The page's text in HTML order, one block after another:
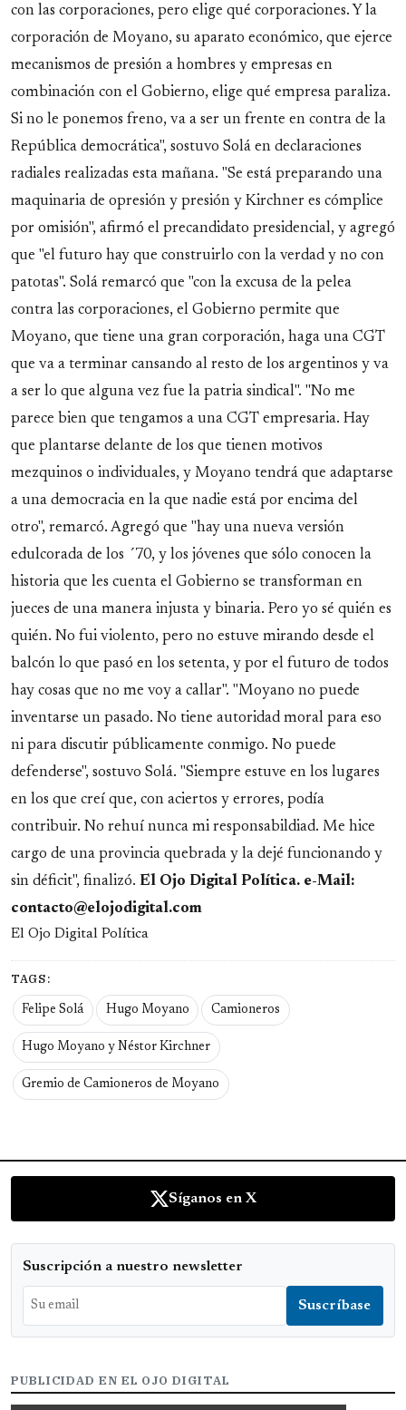
con las corporaciones, pero elige qué corporaciones. Y la
corporación de Moyano, su aparato económico, que ejerce
mecanismos de presión a hombres y empresas en
combinación con el Gobierno, elige qué empresa paraliza.
Si no le ponemos freno, va a ser un frente en contra de la
República democrática", sostuvo Solá en declaraciones
radiales realizadas esta mañana. "Se está preparando una
maquinaria de opresión y presión y Kirchner es cómplice
por omisión", afirmó el precandidato presidencial, y agregó
que "el futuro hay que construirlo con la verdad y no con
patotas". Solá remarcó que "con la excusa de la pelea
contra las corporaciones, el Gobierno permite que
Moyano, que tiene una gran corporación, haga una CGT
que va a terminar cansando al resto de los argentinos y va
a ser lo que alguna vez fue la patria sindical". "No me
parece bien que tengamos a una CGT empresaria. Hay
que plantarse delante de los que tienen motivos
mezquinos o individuales, y Moyano tendrá que adaptarse
a una democracia en la que nadie está por encima del
otro", remarcó. Agregó que "hay una nueva versión
edulcorada de los ´70, y los jóvenes que sólo conocen la
historia que les cuenta el Gobierno se transforman en
jueces de una manera injusta y binaria. Pero yo sé quién es
quién. No fui violento, pero no estuve mirando desde el
balcón lo que pasó en los setenta, y por el futuro de todos
hay cosas que no me voy a callar". "Moyano no puede
inventarse un pasado. No tiene autoridad moral para eso
ni para discutir públicamente conmigo. No puede
defenderse", sostuvo Solá. "Siempre estuve en los lugares
en los que creí que, con aciertos y errores, podía
contribuir. No rehuí nunca mi responsabildiad. Me hice
cargo de una provincia quebrada y la dejé funcionando y
sin déficit", finalizó. El Ojo Digital Política. e-Mail:
contacto@elojodigital.com
El Ojo Digital Política
TAGS:
Felipe Solá Hugo Moyano Camioneros
Hugo Moyano y Néstor Kirchner
Gremio de Camioneros de Moyano
Síganos en X
Suscripción a nuestro newsletter
PUBLICIDAD EN EL OJO DIGITAL